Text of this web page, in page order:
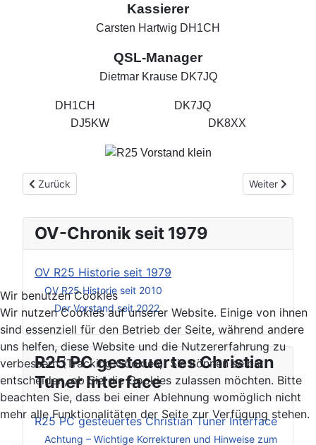
OV-Chronik seit 1979
OV R25 Historie seit 1979
OV R25 Historie seit 2010
Der Vorstand seit 2022
R25 PC gesteuertes Christian
Tuner Interface
R25 PC gesteuertes Christian Tuner Interface
Achtung – Wichtige Korrekturen und Hinweise zum
Kassierer
Carsten Hartwig DH1CH
QSL-Manager
Dietmar Krause DK7JQ
DH1CH DK7JQ
DJ5KW DK8XX
Vorheriger Beitrag: OV Historie R25 seit 2010
Zurück Nächster
Weiter
Wir benutzen Cookies
Wir nutzen Cookies auf unserer Website. Einige von ihnen
sind essenziell für den Betrieb der Seite, während andere
uns helfen, diese Website und die Nutzererfahrung zu
verbessern (Tracking Cookies). Sie können selbst
entscheiden, ob Sie die Cookies zulassen möchten. Bitte
beachten Sie, dass bei einer Ablehnung womöglich nicht
mehr alle Funktionalitäten der Seite zur Verfügung stehen.